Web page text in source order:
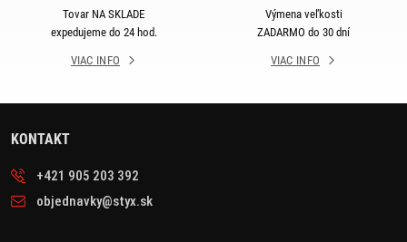
Tovar NA SKLADE
expedujeme do 24 hod.
VIAC INFO
Výmena veľkosti
ZADARMO do 30 dní
VIAC INFO
KONTAKT
+421 905 203 392
objednavky@styx.sk